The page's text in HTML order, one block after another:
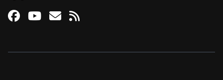
Facebook
Youtube
Email
RSS